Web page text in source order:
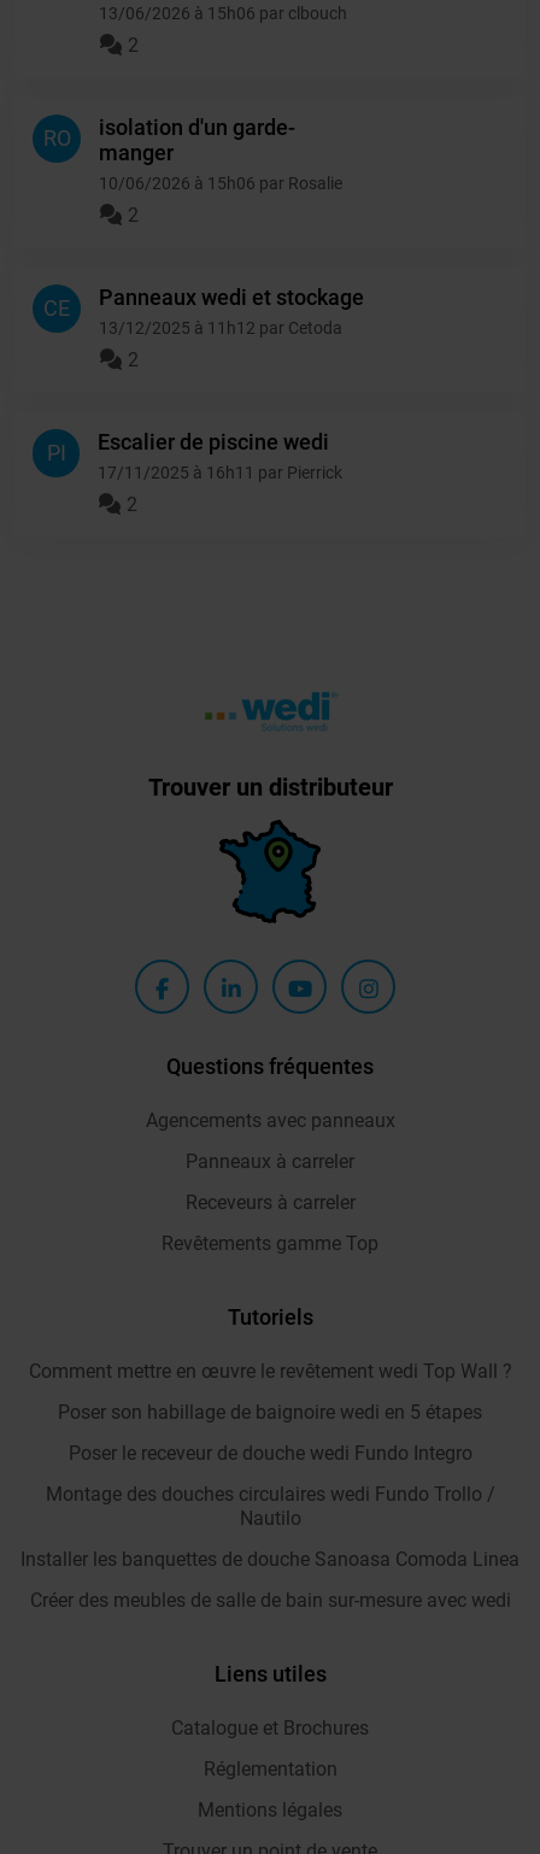
13/06/2026 à 15h06 par clbouch
2
RO
isolation d'un garde-
manger
10/06/2026 à 15h06 par Rosalie
2
CE Panneaux wedi et stockage
13/12/2025 à 11h12 par Cetoda
2
PI Escalier de piscine wedi
17/11/2025 à 16h11 par Pierrick
2
Trouver un distributeur
Questions fréquentes
Agencements avec panneaux
Panneaux à carreler
Receveurs à carreler
Revêtements gamme Top
Tutoriels
Comment mettre en œuvre le revêtement wedi Top Wall ?
Poser son habillage de baignoire wedi en 5 étapes
Poser le receveur de douche wedi Fundo Integro
Montage des douches circulaires wedi Fundo Trollo /
Nautilo
Installer les banquettes de douche Sanoasa Comoda Linea
Créer des meubles de salle de bain sur-mesure avec wedi
Liens utiles
Catalogue et Brochures
Réglementation
Mentions légales